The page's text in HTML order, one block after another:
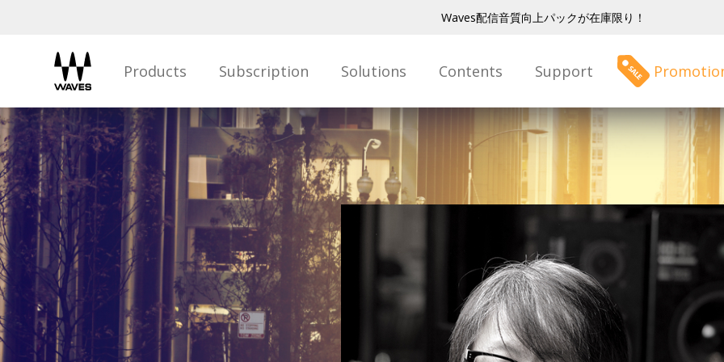
Waves配信音質向上パックが在庫限り！
Products Subscription Solutions Contents Support